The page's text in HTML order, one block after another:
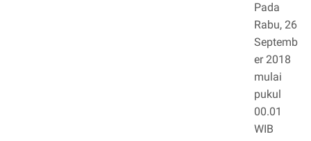
Pada
Rabu, 26
Septemb
er 2018
mulai
pukul
00.01
WIB